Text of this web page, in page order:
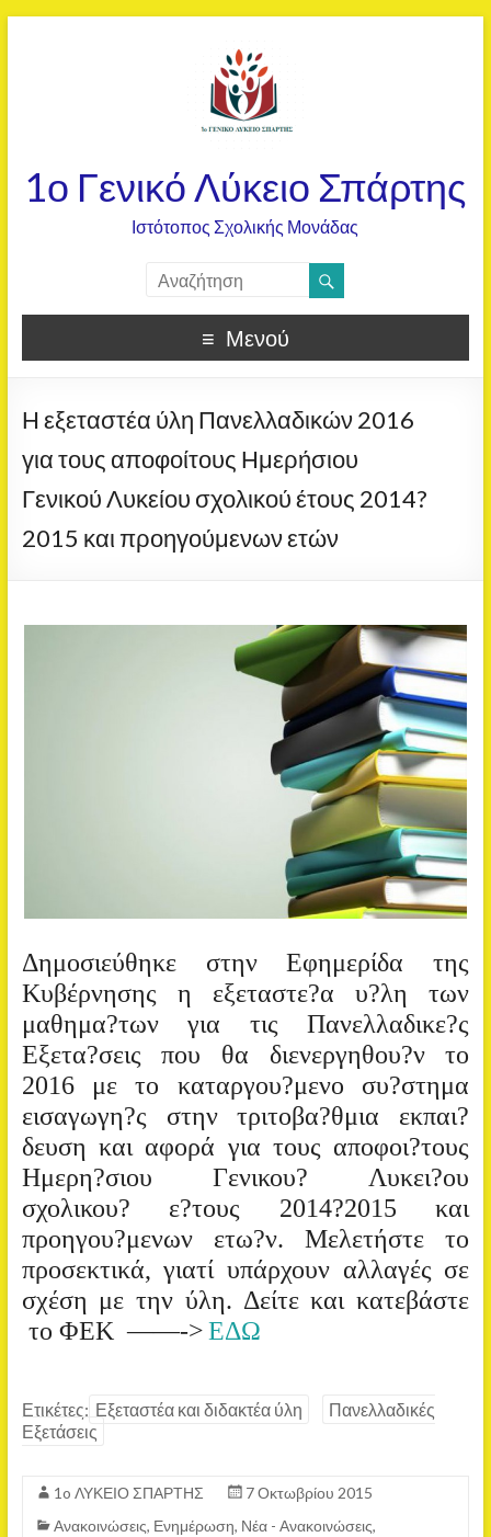
1ο Γενικό Λύκειο Σπάρτης
Ιστότοπος Σχολικής Μονάδας
Μενού
Η εξεταστέα ύλη Πανελλαδικών 2016
για τους αποφοίτους Ημερήσιου
Γενικού Λυκείου σχολικού έτους 2014?
2015 και προηγούμενων ετών
Δημοσιεύθηκε στην Εφημερίδα της
Κυβέρνησης η εξεταστε?α υ?λη των
μαθημα?των για τις Πανελλαδικε?ς
Εξετα?σεις που θα διενεργηθου?ν το
2016 με το καταργου?μενο συ?στημα
εισαγωγη?ς στην τριτοβα?θμια εκπαι?
δευση και αφορά για τους αποφοι?τους
Ημερη?σιου Γενικου? Λυκει?ου
σχολικου? ε?τους 2014?2015 και
προηγου?μενων ετω?ν. Mελετήστε το
προσεκτικά, γιατί υπάρχουν αλλαγές σε
σχέση με την ύλη. Δείτε και κατεβάστε
το ΦΕΚ ——->ΕΔΩ
Ετικέτες: Εξεταστέα και διδακτέα ύλη
Πανελλαδικές
Εξετάσεις
1o ΛΥΚΕΙΟ ΣΠΑΡΤΗΣ
7 Οκτωβρίου 2015
Ανακοινώσεις, Ενημέρωση, Νέα - Ανακοινώσεις,